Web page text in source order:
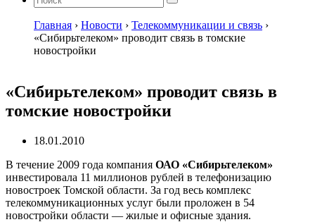
Главная › Новости › Телекоммуникации и связь ›
«Сибирьтелеком» проводит связь в томские
новостройки
«Сибирьтелеком» проводит связь в
томские новостройки
18.01.2010
В течение 2009 года компания ОАО «Сибирьтелеком»
инвестировала 11 миллионов рублей в телефонизацию
новостроек Томской области. За год весь комплекс
телекоммуникационных услуг были проложен в 54
новостройки области — жилые и офисные здания.